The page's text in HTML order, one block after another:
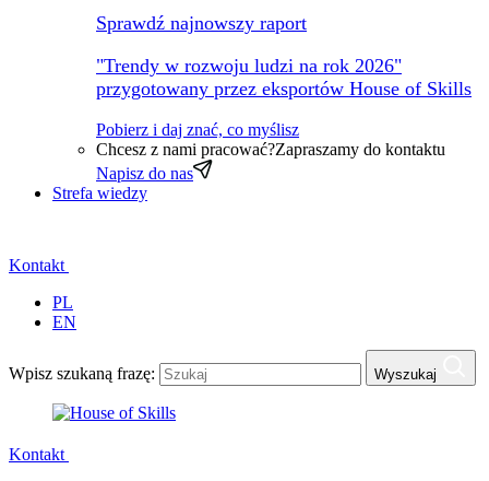
Sprawdź najnowszy raport
"Trendy w rozwoju ludzi na rok 2026"
przygotowany przez eksportów House of Skills
Pobierz i daj znać, co myślisz
Chcesz z nami pracować?Zapraszamy do kontaktu
Napisz do nas
Strefa wiedzy
Kontakt
PL
EN
Wpisz szukaną frazę: Wyszukaj
Kontakt